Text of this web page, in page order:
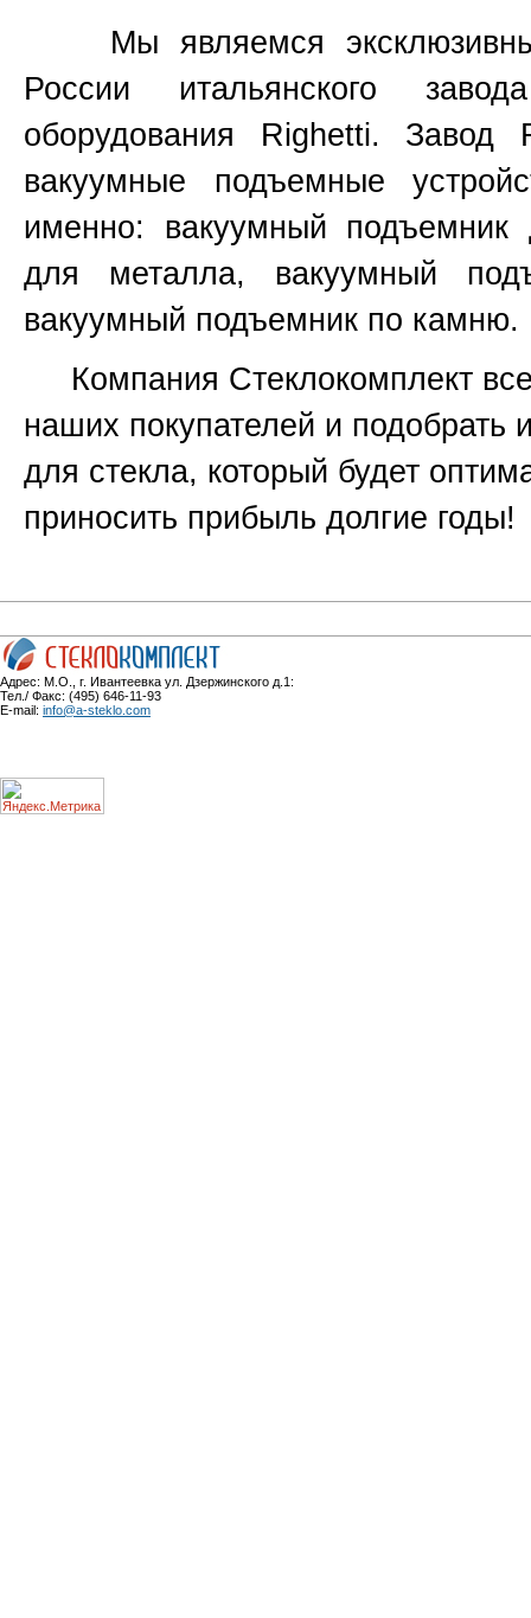
Мы являемся
России итальянского
оборудования Righetti. Завод
вакуумные подъемные
именно: вакуумный
для металла, вакуумный
вакуумный подъемник по камню.
Компания Стеклокомплект
наших покупателей и подобрать
для стекла, который будет
приносить прибыль долгие годы!
Адрес: М.О., г. Ивантеевка ул. Дзержинского д.1:
Тел./ Факс: (495) 646-11-93
E-mail: info@a-steklo.com